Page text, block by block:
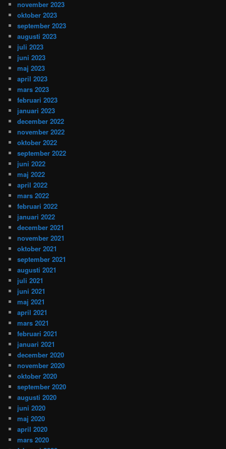
november 2023
oktober 2023
september 2023
augusti 2023
juli 2023
juni 2023
maj 2023
april 2023
mars 2023
februari 2023
januari 2023
december 2022
november 2022
oktober 2022
september 2022
juni 2022
maj 2022
april 2022
mars 2022
februari 2022
januari 2022
december 2021
november 2021
oktober 2021
september 2021
augusti 2021
juli 2021
juni 2021
maj 2021
april 2021
mars 2021
februari 2021
januari 2021
december 2020
november 2020
oktober 2020
september 2020
augusti 2020
juni 2020
maj 2020
april 2020
mars 2020